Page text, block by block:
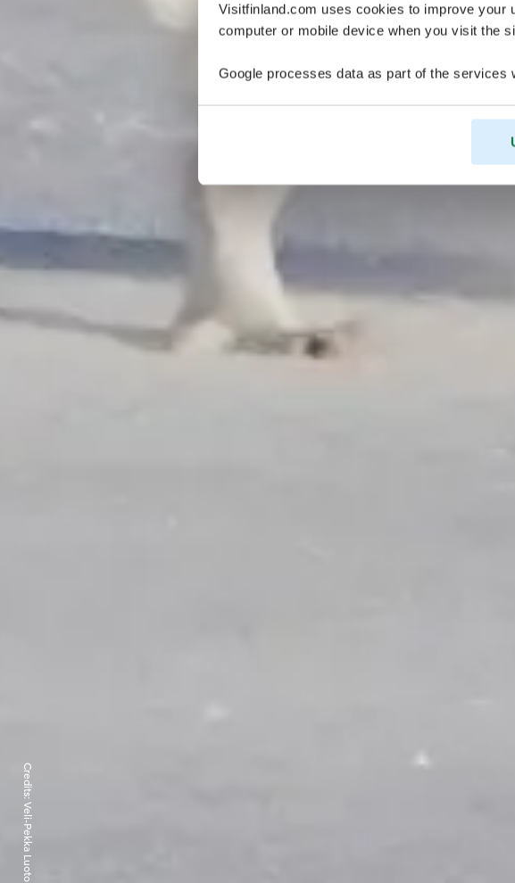
Visitfinland.com uses cookies to improve your
computer or mobile device when you visit the
Google processes data as part of the services
Credits:
Veli-Pekka Luoto